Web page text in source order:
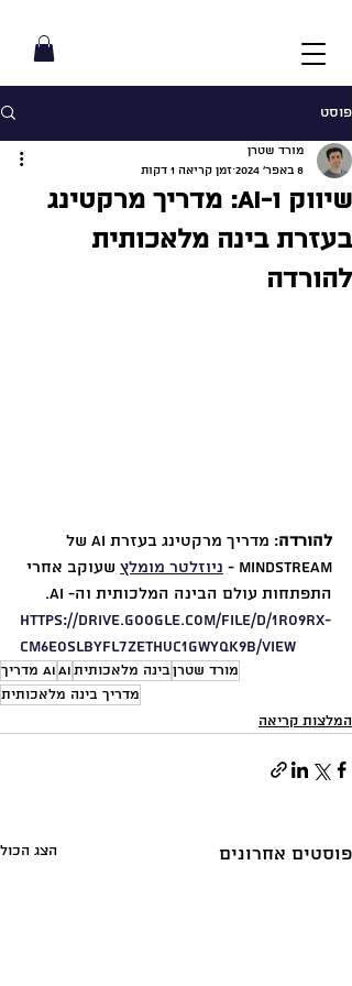
פוסט
שיווק ו-AI: מדריך מרקטינג
בעזרת בינה מלאכותית
להורדה
מורד שטרן
8 באפר׳ 2024
זמן קריאה 1 דקות
להורדה
: מדריך מרקטינג בעזרת AI של
Mindstream -
ניוזלטר מומלץ שעוקב אחרי
התפתחות עולם הבינה המלכותית וה- AI.
https://drive.google.com/file/d/1rO9rX-
Cm6eOsLbyfL7ZetHuC1gwyQk9b/view
מורד שטרןבינה מלאכותיתAIAI מדריך
מדריך בינה מלאכותית
המלצות קריאה
פוסטים אחרונים הצג הכול